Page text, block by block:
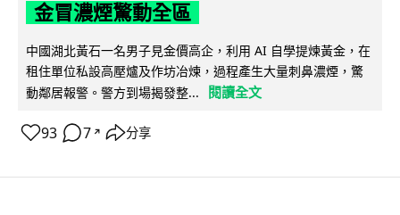
金冒濃煙驚動全區
中國湖北黃石一名男子見金價高企，利用 AI 自學提煉黃金，在
租住單位私設高壓爐及作坊冶煉，過程產生大量刺鼻濃煙，驚
動鄰居報警。警方到場揭發整...
閱讀全文
93 7 ↗ 分享